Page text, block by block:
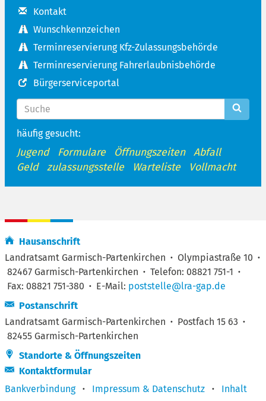
Kontakt
Wunschkennzeichen
Terminreservierung Kfz-Zulassungsbehörde
Terminreservierung Fahrerlaubnisbehörde
Bürgerserviceportal
häufig gesucht:
Jugend Formulare Öffnungszeiten
Abfall
Geld
zulassungsstelle Warteliste Vollmacht
Hausanschrift
Landratsamt Garmisch-Partenkirchen · Olympiastraße 10 ·
82467 Garmisch-Partenkirchen · Telefon: 08821 751-1 ·
Fax: 08821 751-380 · E-Mail: poststelle@lra-gap.de
Postanschrift
Landratsamt Garmisch-Partenkirchen · Postfach 15 63 ·
82455 Garmisch-Partenkirchen
Standorte & Öffnungszeiten
Kontaktformular
Bankverbindung
· Impressum & Datenschutz · Inhalt